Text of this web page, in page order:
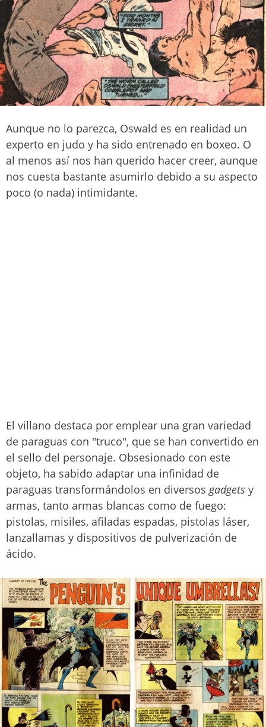
Aunque no lo parezca, Oswald es en realidad un
experto en judo y ha sido entrenado en boxeo. O
al menos así nos han querido hacer creer, aunque
nos cuesta bastante asumirlo debido a su aspecto
poco (o nada) intimidante.
El villano destaca por emplear una gran variedad
de paraguas con "truco", que se han convertido en
el sello del personaje. Obsesionado con este
objeto, ha sabido adaptar una infinidad de
paraguas transformándolos en diversosgadgets y
armas, tanto armas blancas como de fuego:
pistolas, misiles, afiladas espadas, pistolas láser,
lanzallamas y dispositivos de pulverización de
ácido.